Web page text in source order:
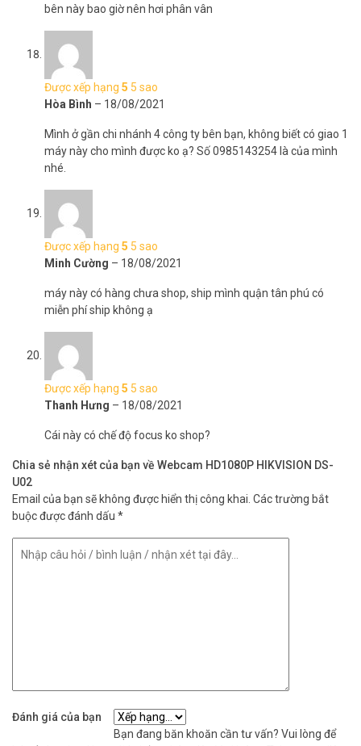
bên này bao giờ nên hơi phân vân
Được xếp hạng 5 5 sao
Hòa Bình – 18/08/2021
Mình ở gần chi nhánh 4 công ty bên bạn, không biết có giao 1
máy này cho mình được ko ạ? Số 0985143254 là của mình
nhé.
Được xếp hạng 5 5 sao
Minh Cường – 18/08/2021
máy này có hàng chưa shop, ship mình quận tân phú có
miễn phí ship không ạ
Được xếp hạng 5 5 sao
Thanh Hưng – 18/08/2021
Cái này có chế độ focus ko shop?
Chia sẻ nhận xét của bạn về Webcam HD1080P HIKVISION DS-
U02
Email của bạn sẽ không được hiển thị công khai. Các trường bắt
buộc được đánh dấu *
Đánh giá của bạn
Bạn đang băn khoăn cần tư vấn? Vui lòng để